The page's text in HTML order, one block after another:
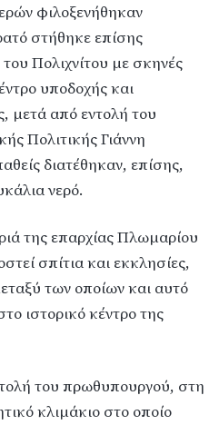
φιλοξενήθηκαν
στήθηκε επίσης
Πολιχνίτου με σκηνές
υποδοχής και
μετά από εντολή του
Πολιτικής Γιάννη
διατέθηκαν, επίσης,
νερό.
της επαρχίας Πλωμαρίου
σπίτια και εκκλησίες,
των οποίων και αυτό
ιστορικό κέντρο της
του πρωθυπουργού, στη
κλιμάκιο στο οποίο